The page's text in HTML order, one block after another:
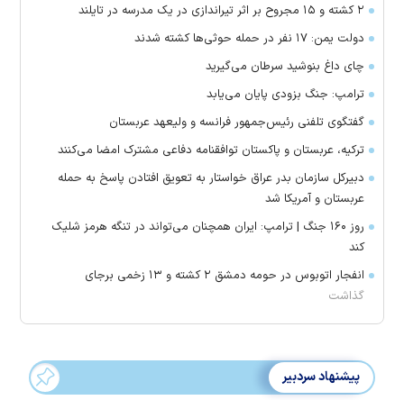
۲ کشته و ۱۵ مجروح بر اثر تیراندازی در یک مدرسه در تایلند
دولت یمن: ۱۷ نفر در حمله حوثی‌ها کشته شدند
چای داغ بنوشید سرطان می‌گیرید
ترامپ: جنگ بزودی پایان می‌یابد
گفتگوی تلفنی رئیس‌جمهور فرانسه و ولیعهد عربستان
ترکیه، عربستان و پاکستان توافقنامه دفاعی مشترک امضا می‌کنند
دبیرکل سازمان بدر عراق خواستار به تعویق افتادن پاسخ به حمله
عربستان و آمریکا شد
روز ۱۶۰ جنگ | ترامپ: ایران همچنان می‌تواند در تنگه هرمز شلیک
کند
انفجار اتوبوس در حومه دمشق ۲ کشته و ۱۳ زخمی برجای
گذاشت
پیشنهاد سردبیر